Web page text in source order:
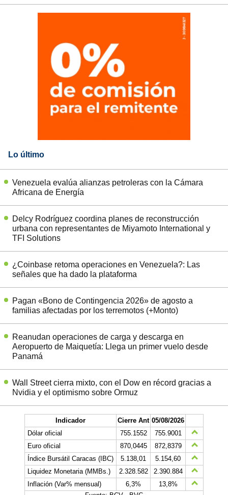
Lo último
Venezuela evalúa alianzas petroleras con la Cámara
Africana de Energía
Delcy Rodríguez coordina planes de reconstrucción
urbana con representantes de Miyamoto International y
TFI Solutions
¿Coinbase retoma operaciones en Venezuela?: Las
señales que ha dado la plataforma
Pagan «Bono de Contingencia 2026» de agosto a
familias afectadas por los terremotos (+Monto)
Reanudan operaciones de carga y descarga en
Aeropuerto de Maiquetía: Llega un primer vuelo desde
Panamá
Wall Street cierra mixto, con el Dow en récord gracias a
Nvidia y el optimismo sobre Ormuz
Indicador Cierre Ant 05/08/2026
Dólar oficial
755.1552
755.9001
Euro oficial
870,0445
872,8379
Índice Bursátil Caracas (IBC)
5.138,01
5.154,60
Liquidez Monetaria (MMBs.)
2.328.582
2.390.884
Inflación (Var% mensual)
6,3%
13,8%